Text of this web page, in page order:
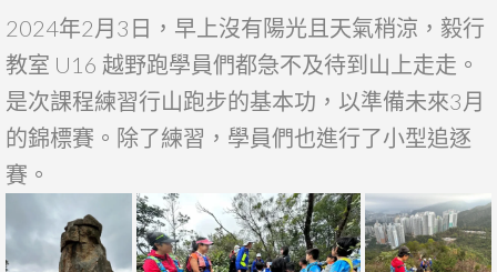
2024年2月3日，早上沒有陽光且天氣稍涼，毅行
教室 U16 越野跑學員們都急不及待到山上走走。
是次課程練習行山跑步的基本功，以準備未來3月
的錦標賽。除了練習，學員們也進行了小型追逐
賽。